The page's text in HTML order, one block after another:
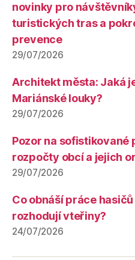
novinky pro
turistických tras a
prevence
29/07/2026
Architekt města: Jaká
Mariánské louky?
29/07/2026
Pozor na sofistikované
rozpočty obcí a jejich
29/07/2026
Co obnáší práce
rozhodují vteřiny?
24/07/2026